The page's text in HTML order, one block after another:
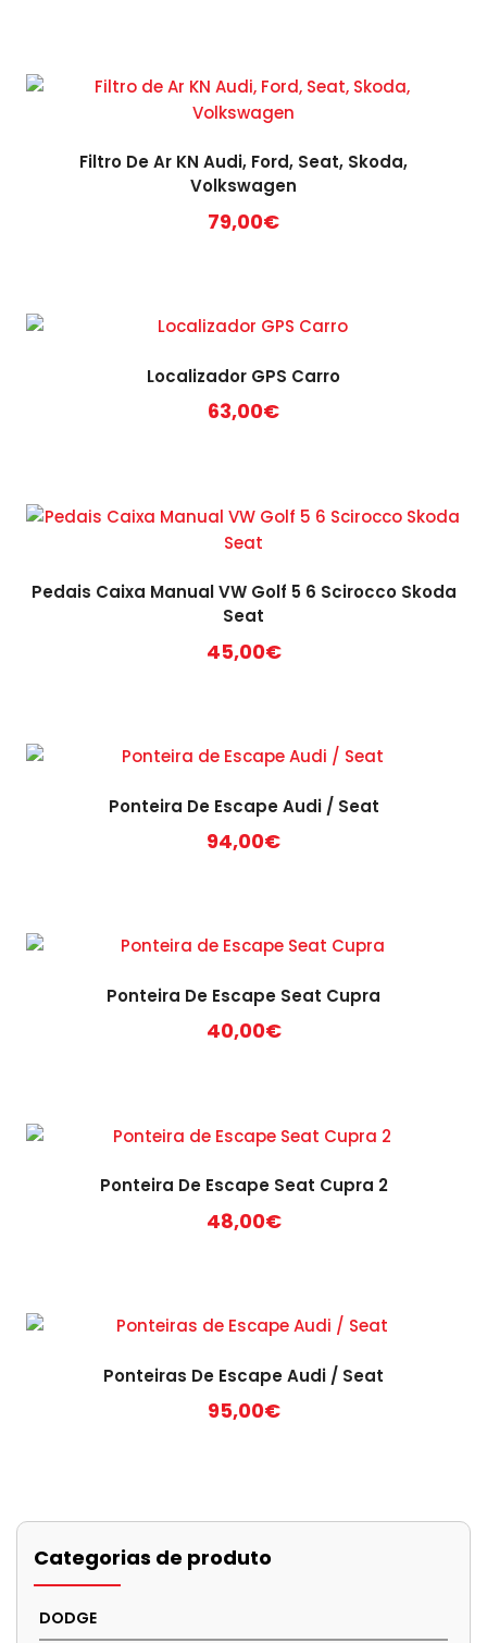
Categorias de produto
DODGE
on
the
page
multiple
variants.
options
may
be
product
Filtro De Ar KN Audi, Ford, Seat, Skoda,
Volkswagen
79,00€
Localizador GPS Carro
63,00€
Pedais Caixa Manual VW Golf 5 6 Scirocco Skoda
Seat
45,00€
Ponteira De Escape Audi / Seat
94,00€
Ponteira De Escape Seat Cupra
40,00€
Ponteira De Escape Seat Cupra 2
48,00€
Ponteiras De Escape Audi / Seat
95,00€